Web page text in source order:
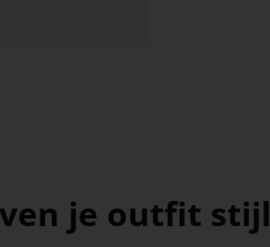
je outfit stijl